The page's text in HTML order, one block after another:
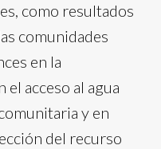
como resultados
comunidades
en la
el acceso al agua
y en
del recurso